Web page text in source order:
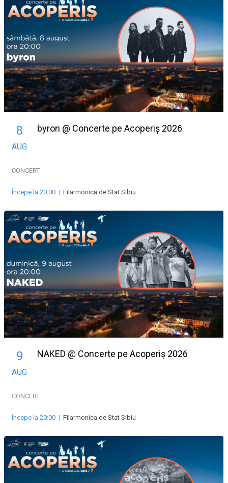
8
AUG
byron @ Concerte pe Acoperiș 2026
CONCERT
Începe la 20:00 | Filarmonica de Stat Sibiu
9
AUG
NAKED @ Concerte pe Acoperiș 2026
CONCERT
Începe la 20:00 | Filarmonica de Stat Sibiu